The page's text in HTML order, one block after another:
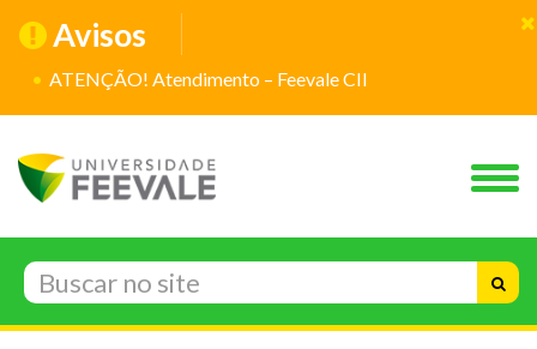
Avisos
ATENÇÃO! Atendimento – Feevale CII